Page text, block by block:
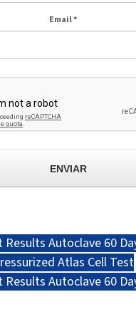
Email*
Autoclave 60
Atlas Cell Test
Results Autoclave 60